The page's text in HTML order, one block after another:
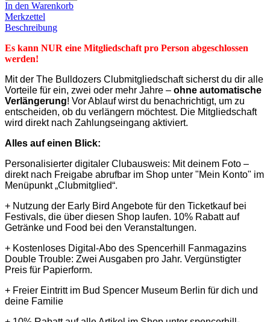
In den Warenkorb
Merkzettel
Beschreibung
Es kann NUR eine Mitgliedschaft pro Person abgeschlossen
werden!
Mit der The Bulldozers Clubmitgliedschaft sicherst du dir alle
Vorteile für ein, zwei oder mehr Jahre – ohne automatische
Verlängerung! Vor Ablauf wirst du benachrichtigt, um zu
entscheiden, ob du verlängern möchtest. Die Mitgliedschaft
wird direkt nach Zahlungseingang aktiviert.
Alles auf einen Blick:
Personalisierter digitaler Clubausweis: Mit deinem Foto –
direkt nach Freigabe abrufbar im Shop unter "Mein Konto" im
Menüpunkt „Clubmitglied“.
+ Nutzung der Early Bird Angebote für den Ticketkauf bei
Festivals, die über diesen Shop laufen. 10% Rabatt auf
Getränke und Food bei den Veranstaltungen.
+ Kostenloses Digital-Abo des Spencerhill Fanmagazins
Double Trouble: Zwei Ausgaben pro Jahr. Vergünstigter
Preis für Papierform.
+ Freier Eintritt im Bud Spencer Museum Berlin für dich und
deine Familie